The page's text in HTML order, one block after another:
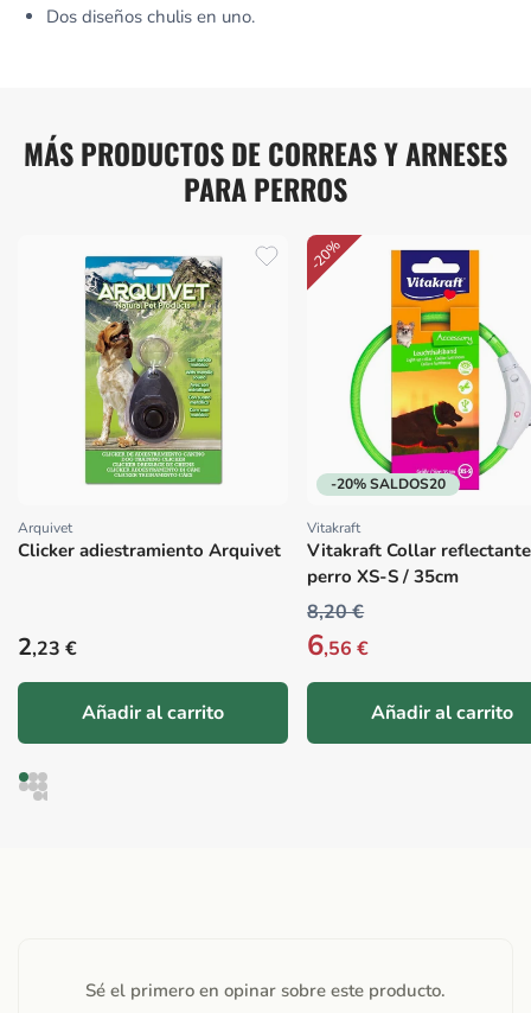
Dos diseños chulis en uno.
MÁS PRODUCTOS DE CORREAS Y ARNESES
PARA PERROS
Proveedor:
Arquivet
Clicker adiestramiento Arquivet
Precio habitual
2,23 €
Añadir al carrito
-20%
-20% SALDOS20
Proveedor:
Vitakraft
Vitakraft Collar reflectante
perro XS-S / 35cm
8,20 €
6,56 €
Añadir al carrito
Sé el primero en opinar sobre este producto.